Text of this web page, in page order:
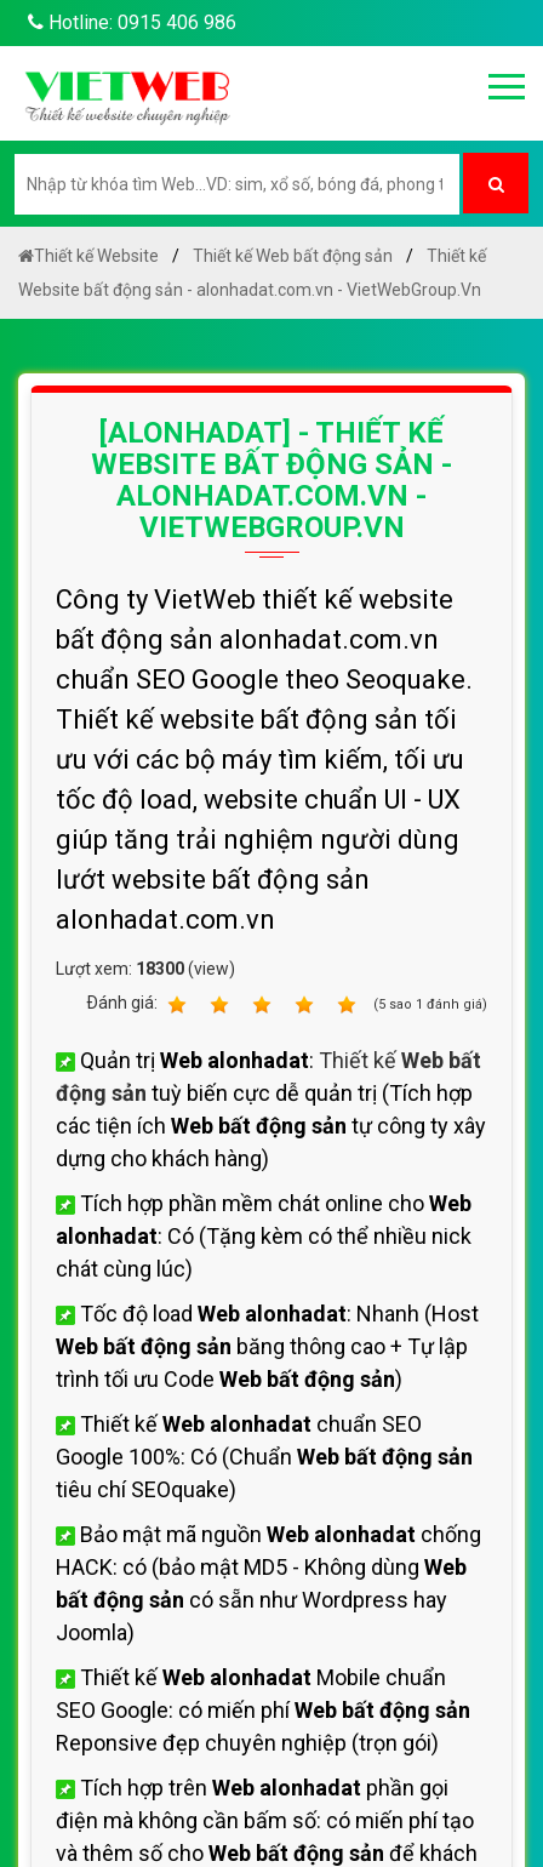
Hotline: 0915 406 986
Thiết kế Website Thiết kế Web bất động sản
Thiết kế
Website bất động sản - alonhadat.com.vn - VietWebGroup.Vn
[ALONHADAT] - THIẾT KẾ
WEBSITE BẤT ĐỘNG SẢN -
ALONHADAT.COM.VN -
VIETWEBGROUP.VN
Công ty VietWeb thiết kế website
bất động sản alonhadat.com.vn
chuẩn SEO Google theo Seoquake.
Thiết kế website bất động sản tối
ưu với các bộ máy tìm kiếm, tối ưu
tốc độ load, website chuẩn UI - UX
giúp tăng trải nghiệm người dùng
lướt website bất động sản
alonhadat.com.vn
Lượt xem: 18300(view)
Ðánh giá:
(5 sao 1 đánh giá)
Quản trị Web alonhadat: Thiết kếWeb bất
động sản tuỳ biến cực dễ quản trị (Tích hợp
các tiện ích Web bất động sản tự công ty xây
dựng cho khách hàng)
Tích hợp phần mềm chát online choWeb
alonhadat: Có (Tặng kèm có thể nhiều nick
chát cùng lúc)
Tốc độ load Web alonhadat: Nhanh (Host
Web bất động sản băng thông cao + Tự lập
trình tối ưu Code Web bất động sản)
Thiết kếWeb alonhadat chuẩn SEO
Google 100%: Có (Chuẩn Web bất động sản
tiêu chí SEOquake)
Bảo mật mã nguồn Web alonhadat chống
HACK: có (bảo mật MD5 - Không dùng Web
bất động sản có sẵn như Wordpress hay
Joomla)
Thiết kếWeb alonhadat Mobile chuẩn
SEO Google: có miến phíWeb bất động sản
Reponsive đẹp chuyên nghiệp (trọn gói)
Tích hợp trên Web alonhadat phần gọi
điện mà không cần bấm số: có miến phí tạo
và thêm số choWeb bất động sản để khách